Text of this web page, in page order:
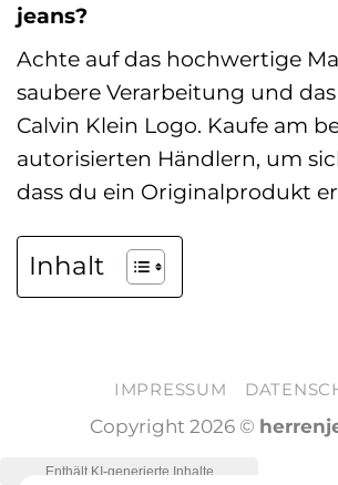
jeans?
Achte auf das hochwertige
saubere Verarbeitung und
Calvin Klein Logo. Kaufe am
autorisierten Händlern, um
dass du ein Originalprodukt
Inhalt
IMPRESSUM
Copyright 2026 ©